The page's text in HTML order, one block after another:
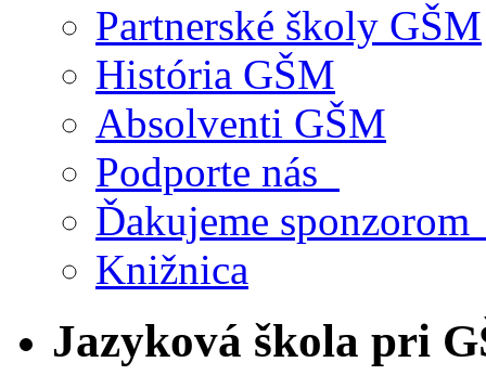
Partnerské školy GŠM
História GŠM
Absolventi GŠM
Podporte nás
Ďakujeme
Knižnica
Jazyková škola pri